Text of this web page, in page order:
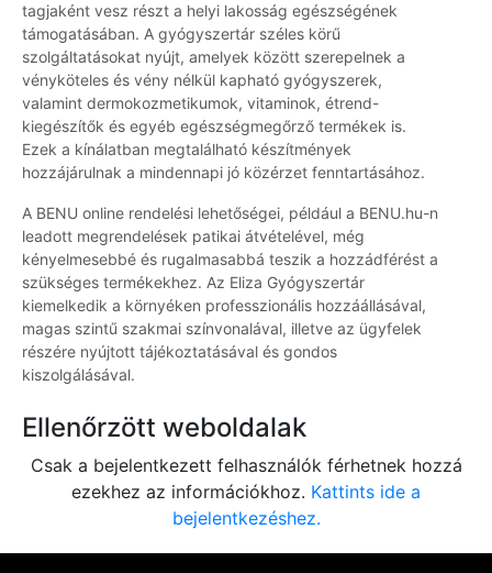
tagjaként vesz részt a helyi lakosság egészségének
támogatásában. A gyógyszertár széles körű
szolgáltatásokat nyújt, amelyek között szerepelnek a
vényköteles és vény nélkül kapható gyógyszerek,
valamint dermokozmetikumok, vitaminok, étrend-
kiegészítők és egyéb egészségmegőrző termékek is.
Ezek a kínálatban megtalálható készítmények
hozzájárulnak a mindennapi jó közérzet fenntartásához.
A BENU online rendelési lehetőségei, például a BENU.hu-n
leadott megrendelések patikai átvételével, még
kényelmesebbé és rugalmasabbá teszik a hozzádférést a
szükséges termékekhez. Az Eliza Gyógyszertár
kiemelkedik a környéken professzionális hozzáállásával,
magas szintű szakmai színvonalával, illetve az ügyfelek
részére nyújtott tájékoztatásával és gondos
kiszolgálásával.
Ellenőrzött weboldalak
Csak a bejelentkezett felhasználók férhetnek hozzá
ezekhez az információkhoz. Kattints ide a
bejelentkezéshez.